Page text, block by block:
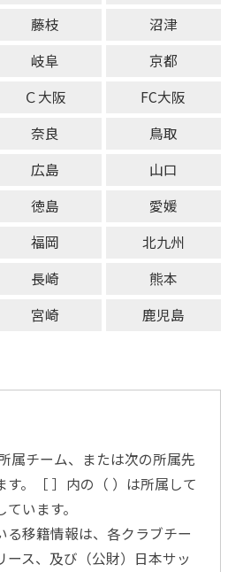
藤枝
沼津
岐阜
京都
Ｃ大阪
FC大阪
奈良
鳥取
広島
山口
徳島
愛媛
福岡
北九州
長崎
熊本
宮崎
鹿児島
属チーム、または次の所属先
す。［ ］内の（ ）は所属して
います。
る移籍情報は、各クラブチー
ース、及び（公財）日本サッ